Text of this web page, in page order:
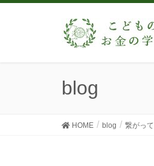
blog
HOME blog 繋がっ